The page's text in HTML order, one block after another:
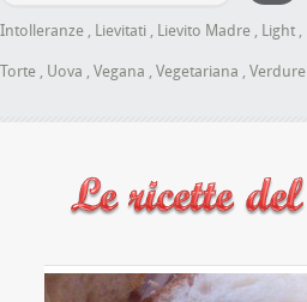
Intolleranze , Lievitati , Lievito Madre , Light ,
Torte , Uova , Vegana , Vegetariana , Verdure
Miele senza